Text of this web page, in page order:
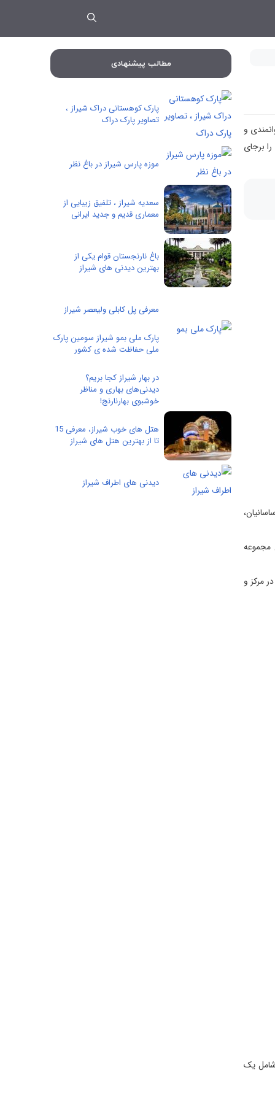
و
برجای
مجموعه
متر ارتفاع دارد. همچنین در مرکز و
شامل یک
مطالب پیشنهادی
پارک کوهستانی دراک شیراز ،
تصاویر پارک دراک
موزه پارس شیراز در باغ نظر
سعدیه شیراز ، تلفیق زیبایی از
معماری قدیم و جدید ایرانی
باغ نارنجستان قوام یکی از
بهترین دیدنی های شیراز
معرفی پل کابلی ولیعصر شیراز
پارک ملی بمو شیراز سومین پارک
ملی حفاظت شده ی کشور
در بهار شیراز کجا بریم؟
دیدنی‌های بهاری و مناظر
خوشبوی بهارنارنج!
هتل های خوب شیراز، معرفی 15
تا از بهترین هتل های شیراز
دیدنی های اطراف شیراز